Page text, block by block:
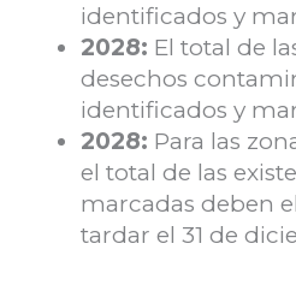
identificados y
2028: El total de
desechos
identificados y
2028: Para las
el total de las
marcadas deben
tardar el 31 de